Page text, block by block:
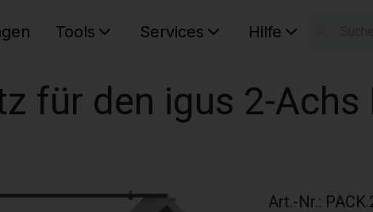
Tools Services Hilfe
für den igus 2-
Art.-Nr.: